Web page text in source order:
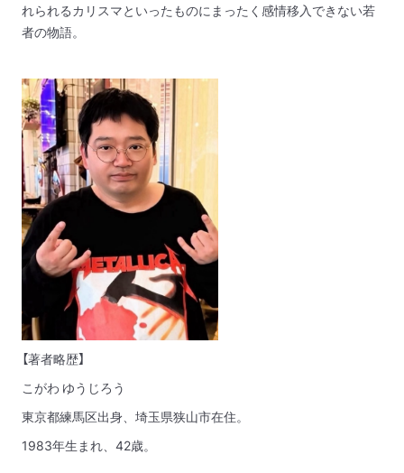
れられるカリスマといったものにまったく感情移入できない若
者の物語。
【著者略歴】
こがわ ゆうじろう
東京都練馬区出身、埼玉県狭山市在住。
1983年生まれ、42歳。